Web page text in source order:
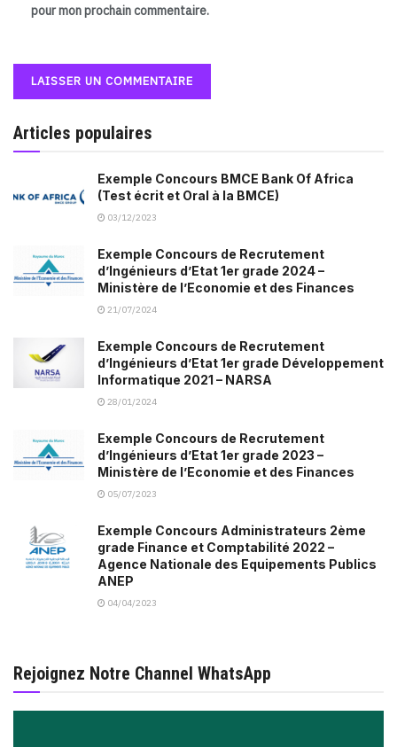
pour mon prochain commentaire.
Articles populaires
Exemple Concours BMCE Bank Of Africa
(Test écrit et Oral à la BMCE)
03/12/2023
Exemple Concours de Recrutement
d’Ingénieurs d’Etat 1er grade 2024 –
Ministère de l’Economie et des Finances
21/07/2024
Exemple Concours de Recrutement
d’Ingénieurs d’Etat 1er grade Développement
Informatique 2021 – NARSA
28/01/2024
Exemple Concours de Recrutement
d’Ingénieurs d’Etat 1er grade 2023 –
Ministère de l’Economie et des Finances
05/07/2023
Exemple Concours Administrateurs 2ème
grade Finance et Comptabilité 2022 –
Agence Nationale des Equipements Publics
ANEP
04/04/2023
Rejoignez Notre Channel WhatsApp